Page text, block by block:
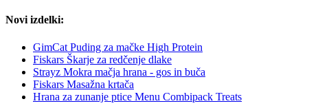
Novi izdelki:
GimCat Puding za mačke High Protein
Fiskars Škarje za redčenje dlake
Strayz Mokra mačja hrana - gos in buča
Fiskars Masažna krtača
Hrana za zunanje ptice Menu Combipack Treats